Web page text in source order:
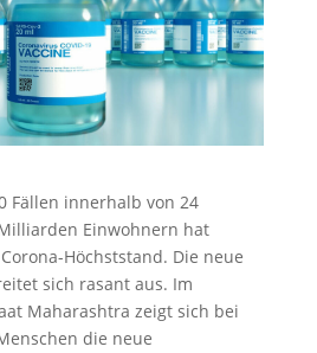
Fällen innerhalb von 24
Einwohnern hat
Höchststand. Die neue
sich rasant aus. Im
Maharashtra zeigt sich bei
die neue